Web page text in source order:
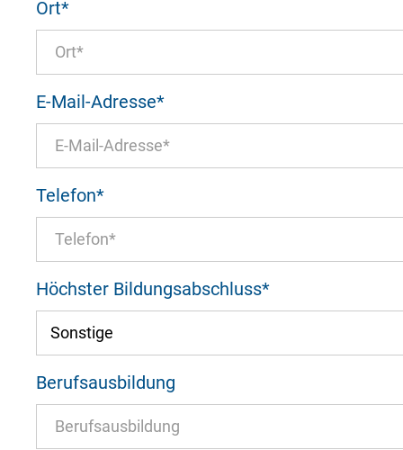
Ort*
E-Mail-Adresse*
Telefon*
Höchster Bildungsabschluss*
Berufsausbildung
Cookie Informationen anzeigen
Marketing und Statistik
Marketing und Statistik Cookies werden
Cookie Informationen anzeigen